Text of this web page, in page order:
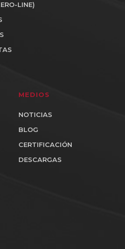
LINE)
MEDIOS
NOTICIAS
BLOG
CERTIFICACIÓN
DESCARGAS